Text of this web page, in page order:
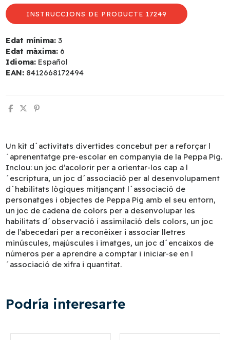
INSTRUCCIONS DE PRODUCTE 17249
Edat mínima: 3
Edat màxima: 6
Idioma: Español
EAN: 8412668172494
Un kit d´activitats divertides concebut per a reforçar l
´aprenentatge pre-escolar en companyia de la Peppa Pig.
Inclou: un joc d’acolorir per a orientar-los cap a l
´escriptura, un joc d´associació per al desenvolupament
d´habilitats lògiques mitjançant l´associació de
personatges i objectes de Peppa Pig amb el seu entorn,
un joc de cadena de colors per a desenvolupar les
habilitats d´observació i assimilació dels colors, un joc
de l’abecedari per a reconèixer i associar lletres
minúscules, majúscules i imatges, un joc d´encaixos de
números per a aprendre a comptar i iniciar-se en l
´associació de xifra i quantitat.
Podría interesarte